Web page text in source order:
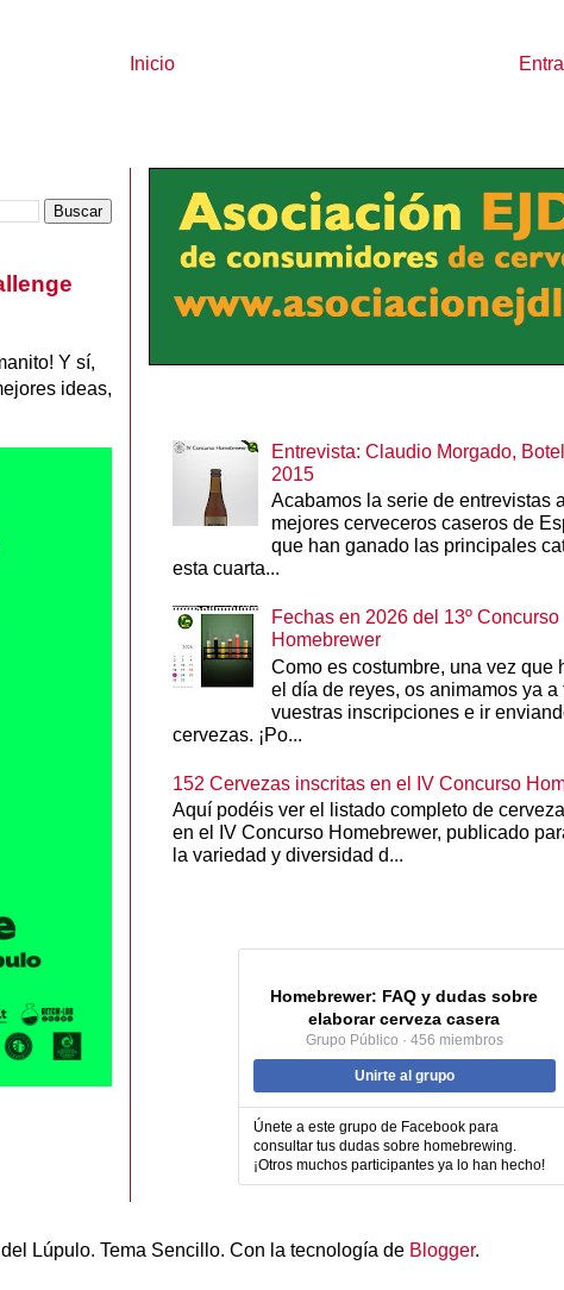
Inicio
Y sí,
ideas,
Entrevista: Claudio Morgado,
2015
Acabamos la serie de entrevistas
mejores cerveceros caseros de
que han ganado las principales
esta cuarta...
Fechas en 2026 del 13º Concurso
Homebrewer
Como es costumbre, una vez que
el día de reyes, os animamos ya a
vuestras inscripciones e ir
cervezas. ¡Po...
152 Cervezas inscritas en el IV Concurso
Aquí podéis ver el listado completo de
en el IV Concurso Homebrewer, publicado
la variedad y diversidad d...
Homebrewer: FAQ y dudas sobre
elaborar cerveza casera
Grupo Público · 456 miembros
Unirte al grupo
Únete a este grupo de Facebook para
consultar tus dudas sobre homebrewing.
¡Otros muchos participantes ya lo han hecho!
Lúpulo. Tema Sencillo. Con la tecnología de Blogger.